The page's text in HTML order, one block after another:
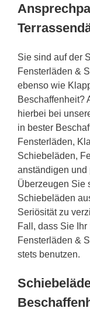
Sie sind auf der
Fensterläden &
ebenso wie
Beschaffenheit?
hierbei bei
in bester
Fensterläden,
Schiebeläden,
anständigen und
Überzeugen Sie
Schiebeläden
Seriösität zu
Fall, dass Sie
Fensterläden &
stets benutzen.